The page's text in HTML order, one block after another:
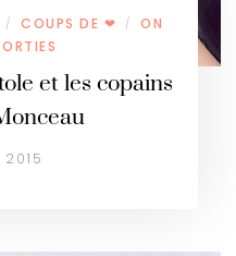
/ COUPS DE ❤ /
ON
et les copains
2015